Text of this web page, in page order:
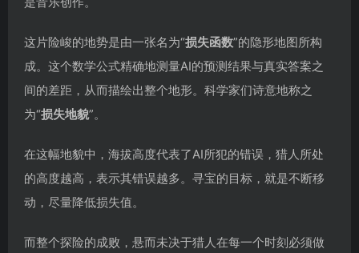
这片险峻的地势是由一张名为“损失函数”的隐形地图所构
成。这个数学公式精确地测量AI的预测结果与真实答案之
间的差距，从而描绘出整个地形。科学家们诗意地称之
为“损失地貌”。
在这幅地貌中，海拔高度代表了AI所犯的错误，猎人所处
的高度越高，表示其错误越多。寻宝的目标，就是不断移
动，尽量降低损失值。
而整个探险的成败，悬而未决于猎人在每一个时刻必须做